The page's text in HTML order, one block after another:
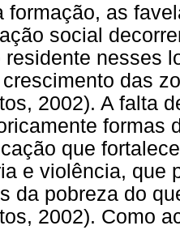
formação, as
social
residente nesses
das
2002). A falta
formas
que
e violência, que
da pobreza do
2002). Como